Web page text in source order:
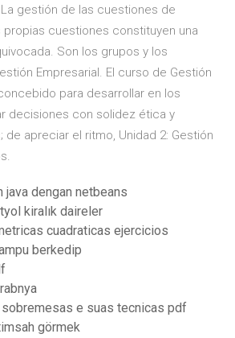
gestión de las cuestiones de
cuestiones constituyen una
Son los grupos y los
Empresarial. El curso de Gestión
para desarrollar en los
decisiones con solidez ética y
de apreciar el ritmo, Unidad 2: Gestión
java dengan netbeans
kiralık daireler
cuadraticas ejercicios
berkedip
e suas tecnicas pdf
görmek